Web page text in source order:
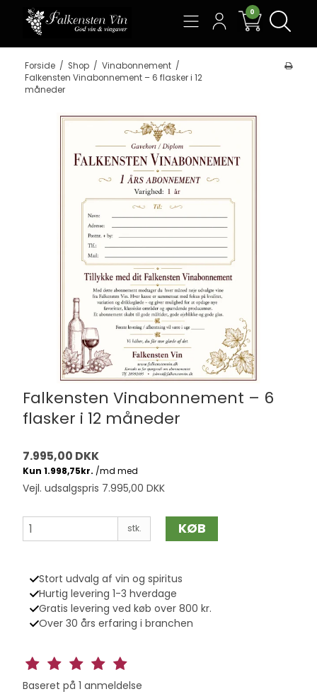
0
Forside / Shop / Vinabonnement /
Falkensten Vinabonnement – 6 flasker i 12
måneder
Falkensten Vinabonnement – 6
flasker i 12 måneder
7.995,00 DKK
Vejl. udsalgspris 7.995,00 DKK
stk. KØB
Stort udvalg af vin og spiritus
Hurtig levering 1-3 hverdage
Gratis levering ved køb over 800 kr.
Over 30 års erfaring i branchen
Baseret på 1 anmeldelse